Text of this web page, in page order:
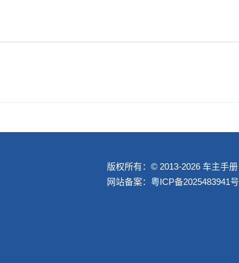
版权所有：© 2013-2026 车主手册
网站备案： 粤ICP备2025483941号